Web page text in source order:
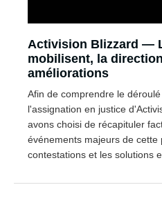
Activision Blizzard —
mobilisent, la
améliorations
Afin de comprendre le
l'assignation en justice
avons choisi de récapituler
événements majeurs de cette
contestations et les solutions